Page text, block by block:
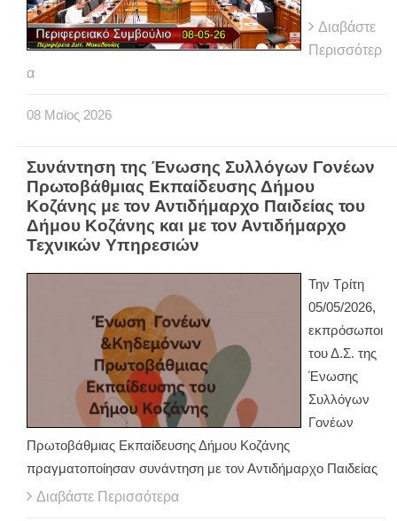
Διαβάστε
Περισσότερ
α
08 Μαϊος 2026
Συνάντηση της Ένωσης Συλλόγων Γονέων
Πρωτοβάθμιας Εκπαίδευσης Δήμου
Κοζάνης με τον Αντιδήμαρχο Παιδείας του
Δήμου Κοζάνης και με τον Αντιδήμαρχο
Τεχνικών Υπηρεσιών
Την Τρίτη
05/05/2026,
εκπρόσωποι
του Δ.Σ. της
Ένωσης
Συλλόγων
Γονέων
Πρωτοβάθμιας Εκπαίδευσης Δήμου Κοζάνης
πραγματοποίησαν συνάντηση με τον Αντιδήμαρχο Παιδείας
Διαβάστε Περισσότερα